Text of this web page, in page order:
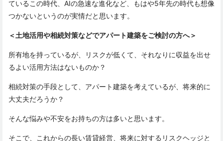
ているこの時代、AIの急速な進化など、もはや5年先の時代も想像
つかないというのが実情だと思います。
＜土地活用や相続対策などでアパート建築をご検討の方へ＞
所有地を持っているが、リスクが低くて、それなりに収益を出せ
るよい活用方法はないものか？
相続対策の手段として、アパート建築を考えているが、将来的に
大丈夫だろうか？
そんな悩みや不安をお持ちの方は多いと思います。
そこで、これからの長い賃貸経営、将来に対するリスクヘッジと